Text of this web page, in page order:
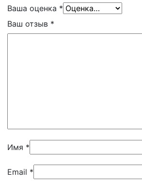
Ваша оценка *
Ваш отзыв *
Имя *
Email *